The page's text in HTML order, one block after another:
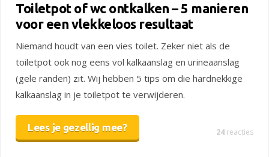
Toiletpot of wc ontkalken – 5 manieren
voor een vlekkeloos resultaat
Niemand houdt van een vies toilet. Zeker niet als de
toiletpot ook nog eens vol kalkaanslag en urineaanslag
(gele randen) zit. Wij hebben 5 tips om die hardnekkige
kalkaanslag in je toiletpot te verwijderen.
Lees je gezellig mee? 24 reacties